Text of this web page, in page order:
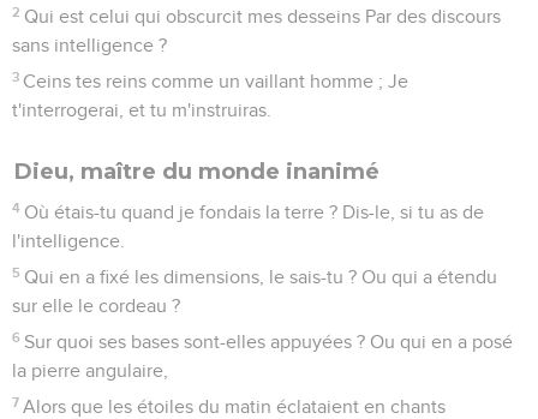
2 Qui est celui qui obscurcit mes desseins Par des discours
sans intelligence ?
3 Ceins tes reins comme un vaillant homme ; Je
t'interrogerai, et tu m'instruiras.
Dieu, maître du monde inanimé
4 Où étais-tu quand je fondais la terre ? Dis-le, si tu as de
l'intelligence.
5 Qui en a fixé les dimensions, le sais-tu ? Ou qui a étendu
sur elle le cordeau ?
6 Sur quoi ses bases sont-elles appuyées ? Ou qui en a posé
la pierre angulaire,
7 Alors que les étoiles du matin éclataient en chants